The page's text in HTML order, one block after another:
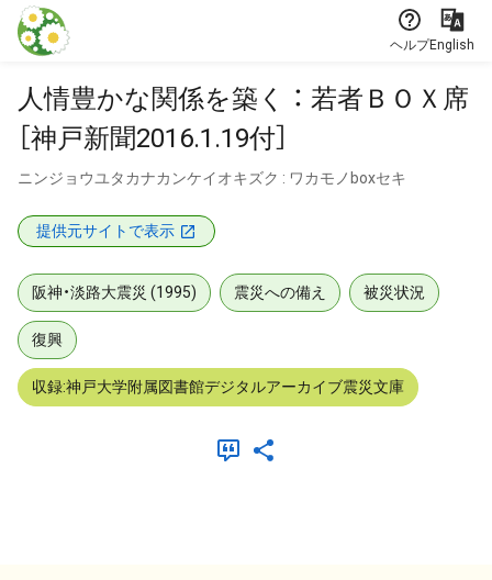
本文に飛ぶ
ヘルプEnglish
人情豊かな関係を築く ： 若者ＢＯＸ席
［神戸新聞2016.1.19付］
ニンジョウユタカナカンケイオキズク : ワカモノboxセキ
提供元サイトで表示
阪神・淡路大震災 (1995) 震災への備え 被災状況
復興
収録:神戸大学附属図書館デジタルアーカイブ震災文庫